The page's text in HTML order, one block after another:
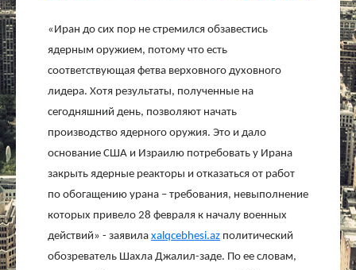
Актуально
Контакты
«Иран до сих пор не стремился обзавестись
ядерным оружием, потому что есть
соответствующая фетва верховного духовного
лидера. Хотя результаты, полученные на
сегодняшний день, позволяют начать
производство ядерного оружия. Это и дало
основание США и Израилю потребовать у Ирана
закрыть ядерные реакторы и отказаться от работ
по обогащению урана – требования, невыполнение
которых привело 28 февраля к началу военных
действий» - заявила xalqcebhesi.az политический
обозреватель Шахла Джалил-заде. По ее словам,